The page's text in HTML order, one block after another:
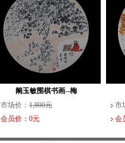
武长家书法作品（一）
10,000元
会员价：0元
阚玉敏围棋书画--纹
1,800元
会员价：0元
阚玉敏围棋书画--梅
市场价： 1,800元
会员价：0元
市
会